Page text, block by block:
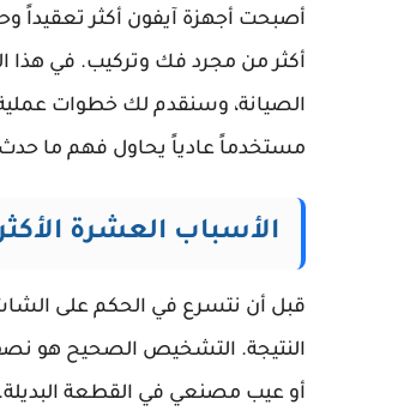
أصبحت أجهزة آيفون أكثر تعقيداً
أكثر من مجرد فك وتركيب. في هذا
مستخدماً عادياً يحاول فهم ما
الأسباب العشرة
قبل أن نتسرع في الحكم على
النتيجة. التشخيص الصحيح هو
أو عيب مصنعي في القطعة البديلة.